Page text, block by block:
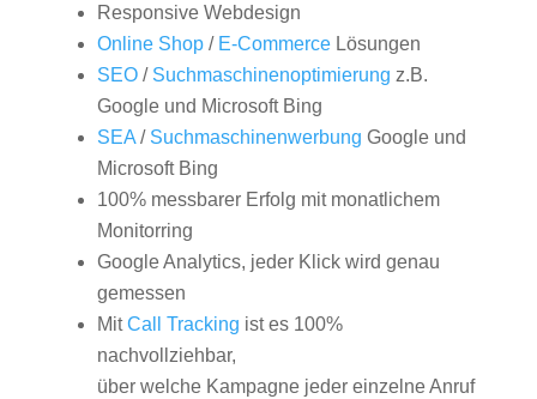
Responsive Webdesign
Online Shop/ E-CommerceLösungen
SEO/ Suchmaschinenoptimierung z.B.
Google und Microsoft Bing
SEA/ Suchmaschinenwerbung Google und
Microsoft Bing
100% messbarer Erfolg mit monatlichem
Monitorring
Google Analytics, jeder Klick wird genau
gemessen
MitCall Tracking ist es 100%
nachvollziehbar,
über welche Kampagne jeder einzelne Anruf